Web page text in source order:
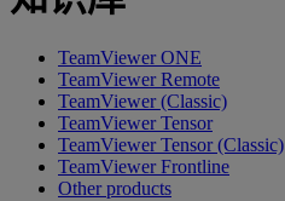
TeamViewer ONE
TeamViewer Remote
TeamViewer (Classic)
TeamViewer Tensor
TeamViewer Tensor (Classic)
TeamViewer Frontline
Other products